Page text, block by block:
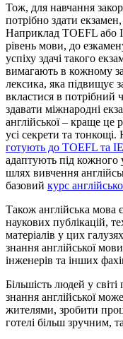
Тож, для навчання
потрібно здати
Наприклад TOEFL або
рівень мови, до
успіху здачі такого
вимагають в кожному
лексика, яка підвищує
вкластися в
здавати міжнародні
англійської – краще це
усі секрети та
готують до TOEFL та
адаптують під кожного
шлях вивчення
базовий курс
Також англійська мова
наукових публікацій,
матеріалів у цих
знання англійської
інженерів та інших
Більшість людей у
знання англійської
жителями, зробити
готелі більш зручним,